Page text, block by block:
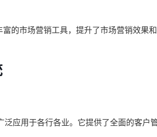
的市场营销工具，提升了市场营销效果
应用于各行各业。它提供了全面的客户管